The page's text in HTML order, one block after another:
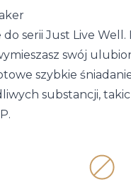
serii Just Live Well.
swój
szybkie
substancji,